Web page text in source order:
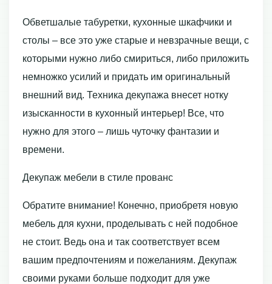
Обветшалые табуретки, кухонные шкафчики и
столы – все это уже старые и невзрачные вещи, с
которыми нужно либо смириться, либо приложить
немножко усилий и придать им оригинальный
внешний вид. Техника декупажа внесет нотку
изысканности в кухонный интерьер! Все, что
нужно для этого – лишь чуточку фантазии и
времени.
Декупаж мебели в стиле прованс
Обратите внимание! Конечно, приобретя новую
мебель для кухни, проделывать с ней подобное
не стоит. Ведь она и так соответствует всем
вашим предпочтениям и пожеланиям. Декупаж
своими руками больше подходит для уже